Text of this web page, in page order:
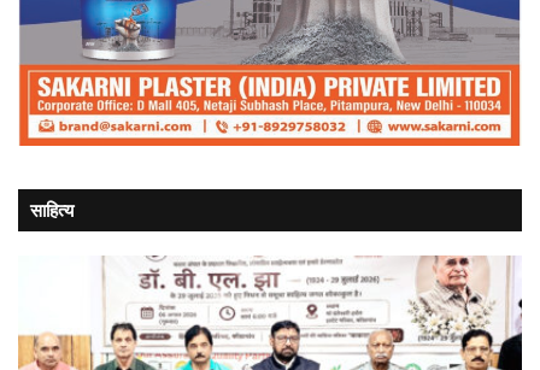
साहित्य